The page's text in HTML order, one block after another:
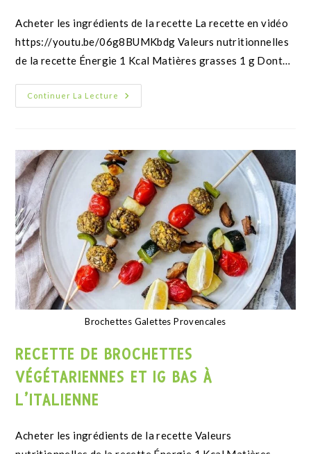
RECETTE DE BROWNIE AU CHOCOLAT
Continuer La Lecture
ARTICLES PLUS ANCIENS →
LES GARANTIES MAX DE GÉNIE
Paiement sécurisé